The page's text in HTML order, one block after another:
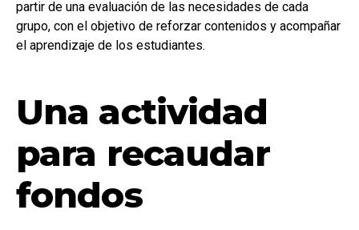
partir de una evaluación de las necesidades de cada
grupo, con el objetivo de reforzar contenidos y acompañar
el aprendizaje de los estudiantes.
Una actividad
para recaudar
fondos